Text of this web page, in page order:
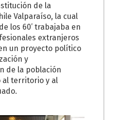
de la
Valparaíso, la cual
los 60’ trabajaba en
extranjeros
un proyecto político
y
de la población
al territorio y al